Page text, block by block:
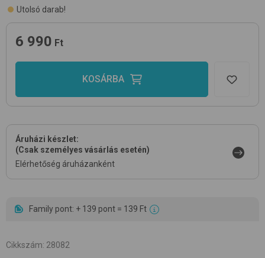
Utolsó darab!
6 990 Ft
KOSÁRBA
Áruházi készlet:
(Csak személyes vásárlás esetén)
Elérhetőség áruházanként
Family pont: + 139 pont = 139 Ft
Cikkszám: 28082